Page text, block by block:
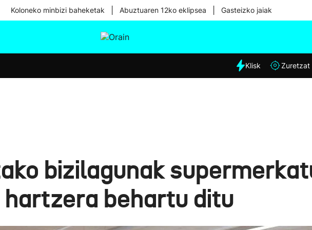
Koloneko minbizi baheketak Abuztuaren 12ko eklipsea Gasteizko jaiak
Eguraldia
Klisk Zuretzat
bizilagunak
behartu ditu